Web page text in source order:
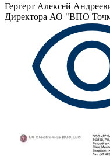
Гергерт Алексей
Директора АО "ВПО